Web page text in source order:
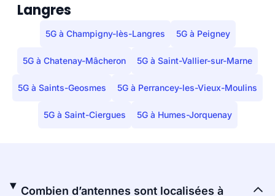
Langres
5G à Champigny-lès-Langres 5G à Peigney
5G à Chatenay-Mâcheron 5G à Saint-Vallier-sur-Marne
5G à Saints-Geosmes 5G à Perrancey-les-Vieux-Moulins
5G à Saint-Ciergues 5G à Humes-Jorquenay
Combien d’antennes sont localisées à